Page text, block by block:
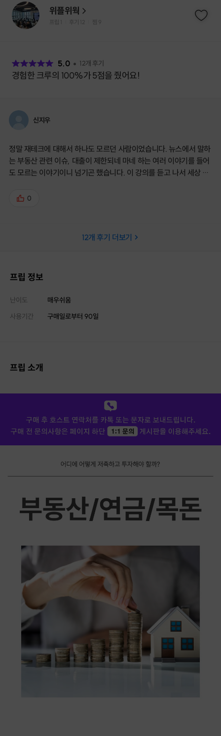
위플위웍
프립 후기 12 찜 9
5.0 12개 후기
경험한 크루의 100%가 5점을 줬어요!
신지우
정말 재테크에 대해서 하나도 모르던 사람이었습니다. 뉴스에서 말하
는 부동산 관련 이슈, 대출이 제한되네 마네 하는 여러 이야기를 들어
도 모르는 이야기이니 넘기곤 했습니다. 이 강의를 듣고 나서 세상 돌
는 것이 얼마나 중요한지 한번 더 느끼게 되는 계기였습니다. 그냥 다
주제로도 많이 강의 열어주셨으면 너무 좋겠습니다. 무조건 따라다니
면서 들을 것 같아요.. 자본주의 세상에 살면서 경제를 모르는 것은 문
감사합니다.
0
12개 후기 더보기
프립 정보
난이도
매우쉬움
사용기간
구매일로부터 90일
프립 소개